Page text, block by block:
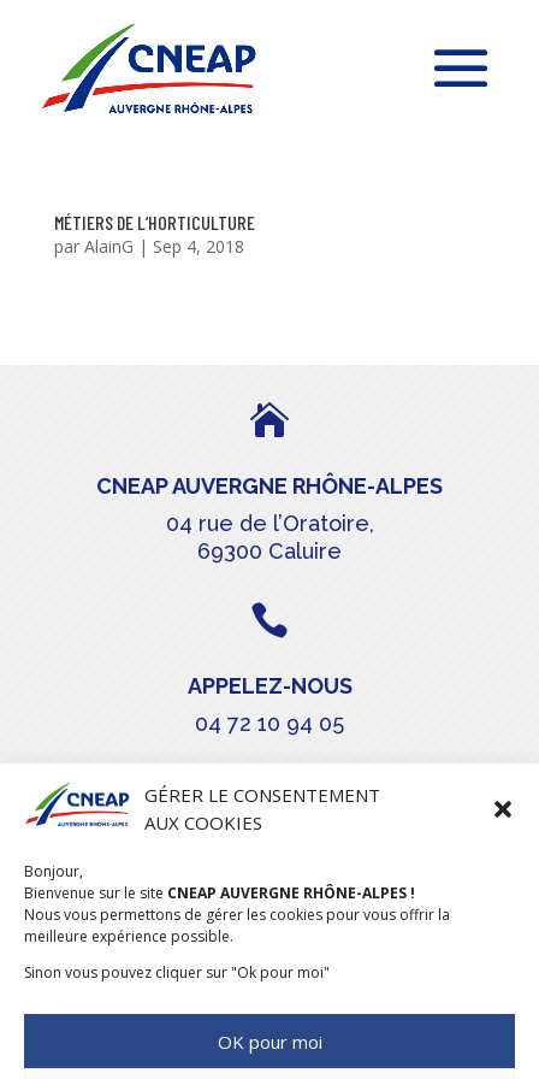
GÉRER LE CONSENTEMENT
AUX COOKIES
Bonjour,
Bienvenue sur le site CNEAP AUVERGNE RHÔNE-ALPES !
Nous vous permettons de gérer les cookies pour vous offrir la
meilleure expérience possible.
Sinon vous pouvez cliquer sur "Ok pour moi"
OK pour moi
MÉTIERS DE L’HORTICULTURE
par AlainG | Sep 4, 2018

CNEAP AUVERGNE RHÔNE-ALPES
04 rue de l’Oratoire,
69300 Caluire

APPELEZ-NOUS
04 72 10 94 05

stephanie.maillot@cneap.fr